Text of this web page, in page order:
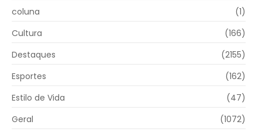
coluna
(1)
Cultura
(166)
Destaques
(2155)
Esportes
(162)
Estilo de Vida
(47)
Geral
(1072)